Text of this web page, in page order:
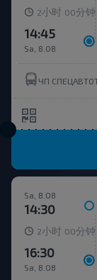
2 小时 00 分钟
Sa, 8.08
14:45
Sa, 8.08
14:30
2 小时 00 分钟
Sa, 8.08
16:30